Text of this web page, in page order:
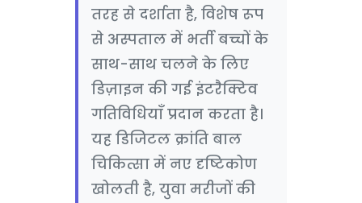
तरह से दर्शाता है, विशेष रूप
से अस्पताल में भर्ती बच्चों के
साथ-साथ चलने के लिए
डिज़ाइन की गई इंटरैक्टिव
गतिविधियाँ प्रदान करता है।
यह डिजिटल क्रांति बाल
चिकित्सा में नए दृष्टिकोण
खोलती है, युवा मरीजों की